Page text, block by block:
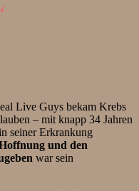
Live Guys bekam Krebs
– mit knapp 34 Jahren
seiner Erkrankung
und den
war sein